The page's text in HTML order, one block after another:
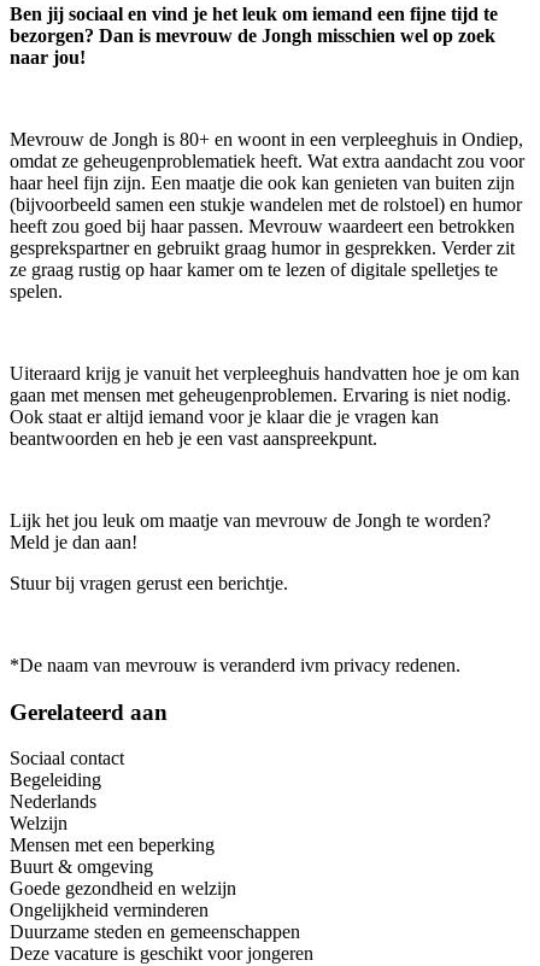
Ben jij sociaal en vind je het leuk om iemand een fijne tijd te
bezorgen? Dan is mevrouw de Jongh misschien wel op zoek
naar jou!
Mevrouw de Jongh is 80+ en woont in een verpleeghuis in Ondiep,
omdat ze geheugenproblematiek heeft. Wat extra aandacht zou voor
haar heel fijn zijn. Een maatje die ook kan genieten van buiten zijn
(bijvoorbeeld samen een stukje wandelen met de rolstoel) en humor
heeft zou goed bij haar passen. Mevrouw waardeert een betrokken
gesprekspartner en gebruikt graag humor in gesprekken. Verder zit
ze graag rustig op haar kamer om te lezen of digitale spelletjes te
spelen.
Uiteraard krijg je vanuit het verpleeghuis handvatten hoe je om kan
gaan met mensen met geheugenproblemen. Ervaring is niet nodig.
Ook staat er altijd iemand voor je klaar die je vragen kan
beantwoorden en heb je een vast aanspreekpunt.
Lijk het jou leuk om maatje van mevrouw de Jongh te worden?
Meld je dan aan!
Stuur bij vragen gerust een berichtje.
*De naam van mevrouw is veranderd ivm privacy redenen.
Gerelateerd aan
Sociaal contact
Begeleiding
Nederlands
Welzijn
Mensen met een beperking
Buurt & omgeving
Goede gezondheid en welzijn
Ongelijkheid verminderen
Duurzame steden en gemeenschappen
Deze vacature is geschikt voor jongeren